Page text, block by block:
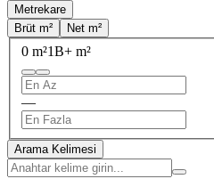
Metrekare
Brüt m²
Net m²
0 m²1B+ m²
—
Arama Kelimesi